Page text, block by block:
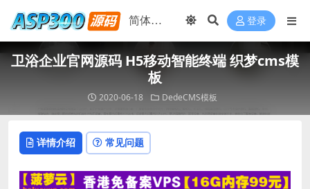
登录
卫浴企业官网源码 H5移动智能终端 织梦cms模
板
2020-06-18 DedeCMS模板
详情介绍 常见问题